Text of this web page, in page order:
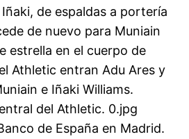
de espaldas a portería
de nuevo para Muniain
estrella en el cuerpo de
Athletic entran Adu Ares y
e Iñaki Williams.
del Athletic. 0.jpg
de España en Madrid.